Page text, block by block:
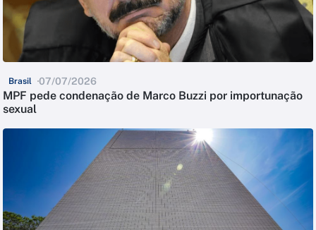
Brasil 07/07/2026
MPF pede condenação de Marco Buzzi por importunação
sexual